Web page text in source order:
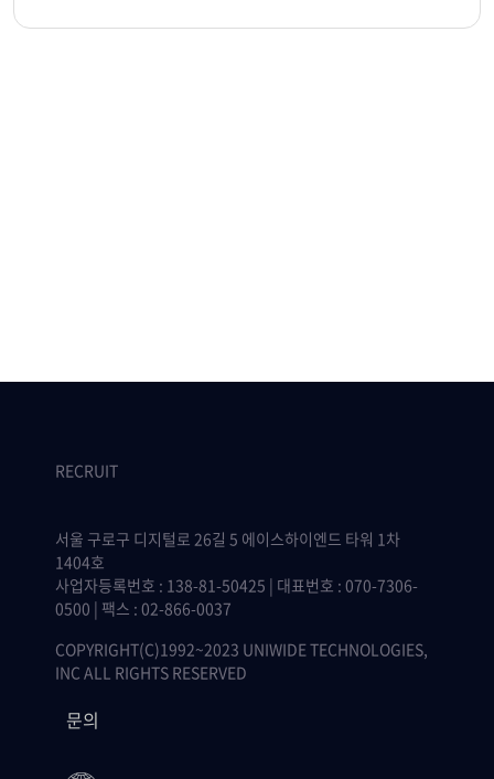
RECRUIT
서울 구로구 디지털로 26길 5 에이스하이엔드 타워 1차
1404호
사업자등록번호 : 138-81-50425 | 대표번호 : 070-7306-
0500 | 팩스 : 02-866-0037
COPYRIGHT(C)1992~2023 UNIWIDE TECHNOLOGIES,
INC ALL RIGHTS RESERVED
문의